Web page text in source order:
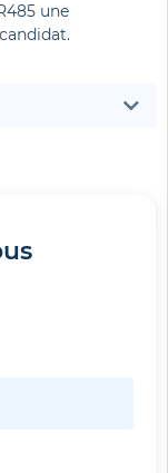
une